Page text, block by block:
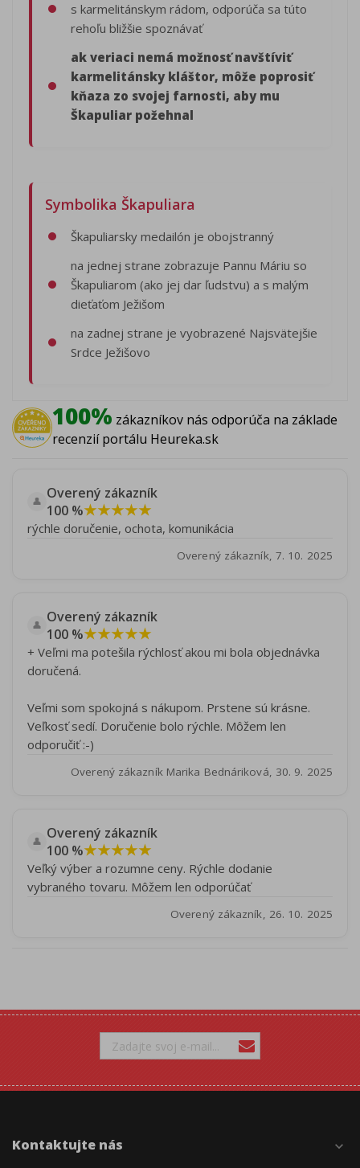
s karmelitánskym rádom, odporúča sa túto
rehoľu bližšie spoznávať
ak veriaci nemá možnosť navštíviť
karmelitánsky kláštor, môže poprosiť
kňaza zo svojej farnosti, aby mu
Škapuliar požehnal
Symbolika Škapuliara
Škapuliarsky medailón je obojstranný
na jednej strane zobrazuje Pannu Máriu so
Škapuliarom (ako jej dar ľudstvu) a s malým
dieťaťom Ježišom
na zadnej strane je vyobrazené Najsvätejšie
Srdce Ježišovo
100% zákazníkov nás odporúča na základe
recenzií portálu Heureka.sk
👤 Overený zákazník
100 %★★★★★
rýchle doručenie, ochota, komunikácia
Overený zákazník, 7. 10. 2025
👤 Overený zákazník
100 %★★★★★
+ Veľmi ma potešila rýchlosť akou mi bola objednávka
doručená.
Veľmi som spokojná s nákupom. Prstene sú krásne.
Veľkosť sedí. Doručenie bolo rýchle. Môžem len
odporučiť :-)
Overený zákazník Marika Bednáriková, 30. 9. 2025
👤 Overený zákazník
100 %★★★★★
Veľký výber a rozumne ceny. Rýchle dodanie
vybraného tovaru. Môžem len odporúčať
Overený zákazník, 26. 10. 2025
Kontaktujte nás expand_more